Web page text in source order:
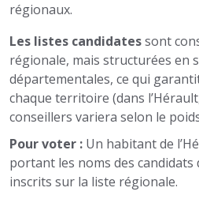
régionaux.
Les listes candidatessont
régionale, mais structurées en
départementales, ce qui
chaque territoire (dans
conseillers variera selon le
Pour voter : Un habitant de
portant les noms des
inscrits sur la liste régionale.